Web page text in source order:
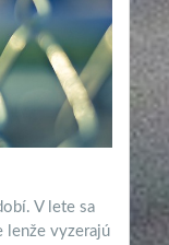
V lete sa
lenže vyzerajú